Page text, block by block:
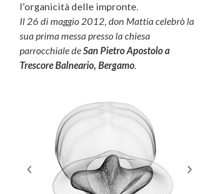
l’organicità delle impronte.
Il 26 di maggio 2012, don Mattia celebrò la
sua prima messa presso la chiesa
parrocchiale deSan Pietro Apostolo a
Trescore Balneario, Bergamo.